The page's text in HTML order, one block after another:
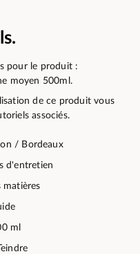
pour le produit :
moyen 500ml.
de ce produit vous
associés.
/ Bordeaux
d'entretien
matières
ml